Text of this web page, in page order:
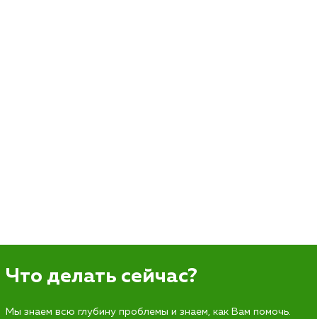
Что делать сейчас?
Мы знаем всю глубину проблемы и знаем, как Вам помочь.